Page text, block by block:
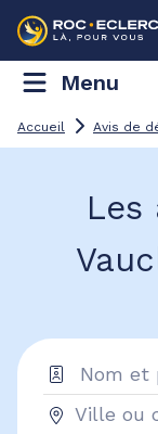
Menu
Accueil Avis de
Les